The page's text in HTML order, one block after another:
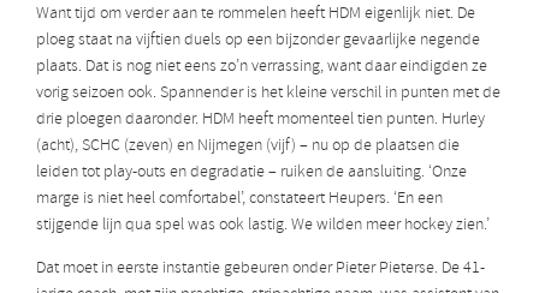
Want tijd om verder aan te rommelen heeft HDM eigenlijk niet. De
ploeg staat na vijftien duels op een bijzonder gevaarlijke negende
plaats. Dat is nog niet eens zo’n verrassing, want daar eindigden ze
vorig seizoen ook. Spannender is het kleine verschil in punten met de
drie ploegen daaronder. HDM heeft momenteel tien punten. Hurley
(acht), SCHC (zeven) en Nijmegen (vijf) – nu op de plaatsen die
leiden tot play-outs en degradatie – ruiken de aansluiting. ‘Onze
marge is niet heel comfortabel’, constateert Heupers. ‘En een
stijgende lijn qua spel was ook lastig. We wilden meer hockey zien.’
Dat moet in eerste instantie gebeuren onder Pieter Pieterse. De 41-